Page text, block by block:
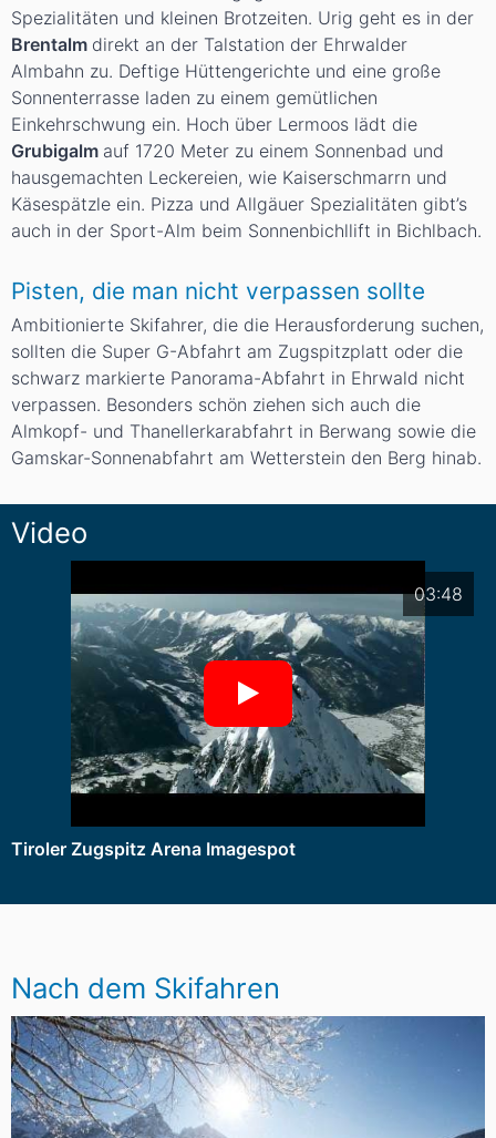
Spezialitäten und kleinen Brotzeiten. Urig geht es in der
Brentalm direkt an der Talstation der Ehrwalder
Almbahn zu. Deftige Hüttengerichte und eine große
Sonnenterrasse laden zu einem gemütlichen
Einkehrschwung ein. Hoch über Lermoos lädt die
Grubigalm auf 1720 Meter zu einem Sonnenbad und
hausgemachten Leckereien, wie Kaiserschmarrn und
Käsespätzle ein. Pizza und Allgäuer Spezialitäten gibt’s
auch in der Sport-Alm beim Sonnenbichllift in Bichlbach.
Pisten, die man nicht verpassen sollte
Ambitionierte Skifahrer, die die Herausforderung suchen,
sollten die Super G-Abfahrt am Zugspitzplatt oder die
schwarz markierte Panorama-Abfahrt in Ehrwald nicht
verpassen. Besonders schön ziehen sich auch die
Almkopf- und Thanellerkarabfahrt in Berwang sowie die
Gamskar-Sonnenabfahrt am Wetterstein den Berg hinab.
Video
03:48
Tiroler Zugspitz Arena Imagespot
Nach dem Skifahren